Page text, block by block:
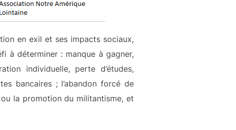
en exil et ses impacts sociaux,
à déterminer : manque à gagner,
individuelle, perte d’études,
bancaires ; l’abandon forcé de
la promotion du militantisme, et